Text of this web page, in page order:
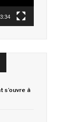
s’ouvre à